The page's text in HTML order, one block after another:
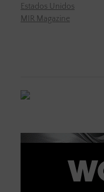
Estados Unidos
MIR Magazine